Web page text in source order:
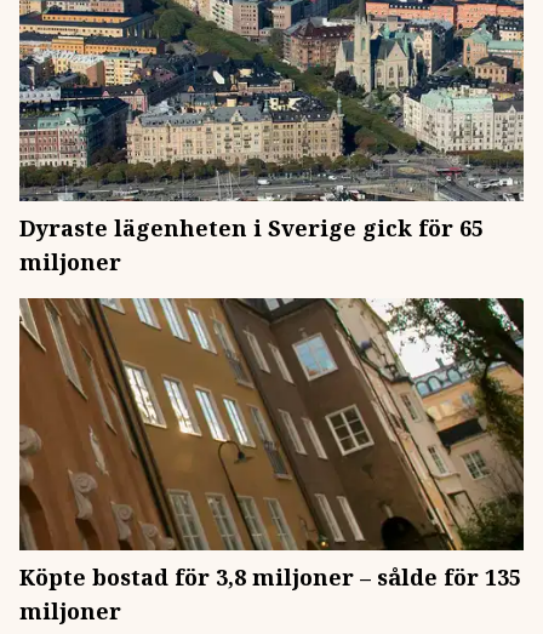
Dyraste lägenheten i Sverige gick för 65
miljoner
Köpte bostad för 3,8 miljoner – sålde för 135
miljoner